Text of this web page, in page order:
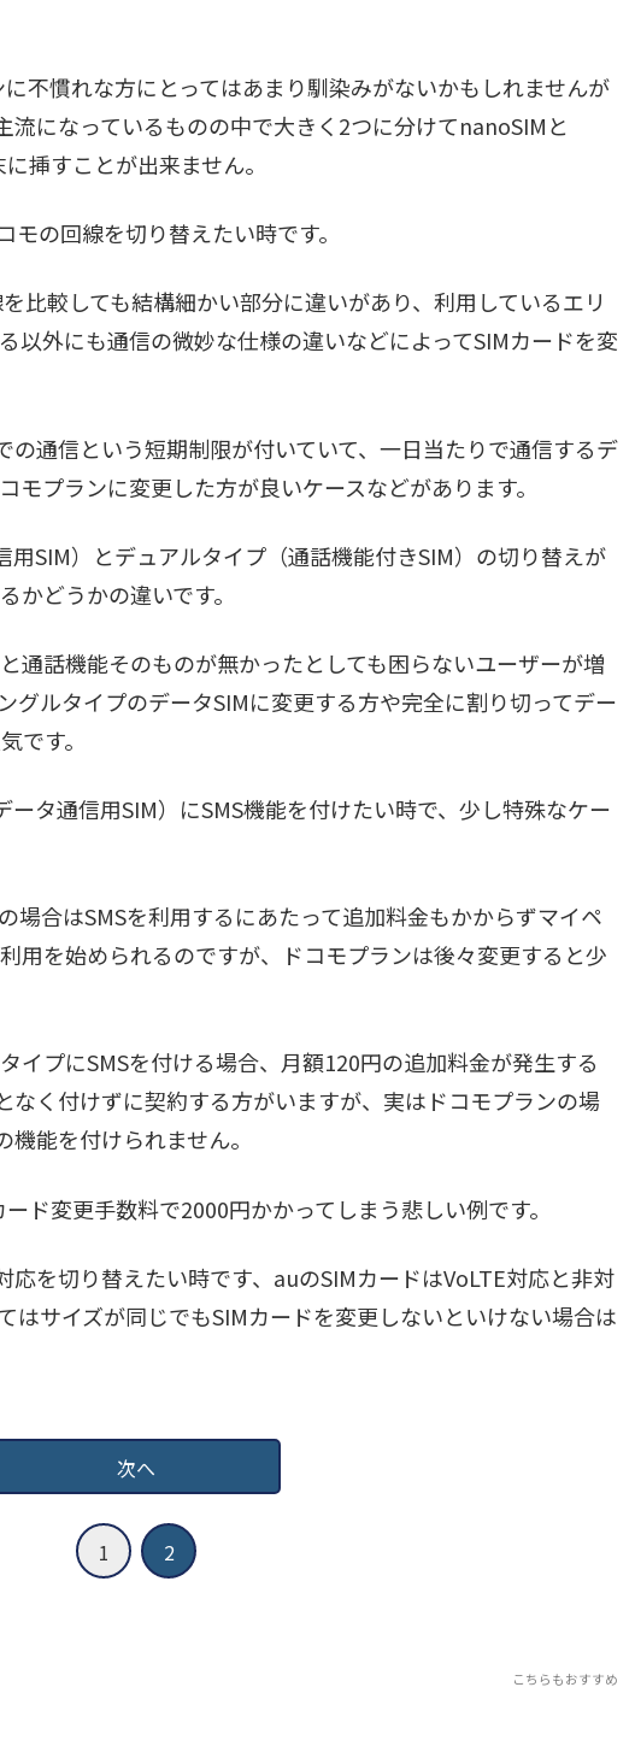
不慣れな方にとってはあまり馴染みがないかもしれませんが
流になっているものの中で大きく2つに分けてnanoSIMと
挿すことが出来ません。
の回線を切り替えたい時です。
比較しても結構細かい部分に違いがあり、利用しているエリ
以外にも通信の微妙な仕様の違いなどによってSIMカードを変
通信という短期制限が付いていて、一日当たりで通信するデ
モプランに変更した方が良いケースなどがあります。
SIM）とデュアルタイプ（通話機能付きSIM）の切り替えが
かどうかの違いです。
通話機能そのものが無かったとしても困らないユーザーが増
グルタイプのデータSIMに変更する方や完全に割り切ってデー
です。
タ通信用SIM）にSMS機能を付けたい時で、少し特殊なケー
場合はSMSを利用するにあたって追加料金もかからずマイペ
用を始められるのですが、ドコモプランは後々変更すると少
イプにSMSを付ける場合、月額120円の追加料金が発生する
なく付けずに契約する方がいますが、実はドコモプランの場
能を付けられません。
ド変更手数料で2000円かかってしまう悲しい例です。
応を切り替えたい時です、auのSIMカードはVoLTE対応と非対
はサイズが同じでもSIMカードを変更しないといけない場合は
次へ
1 2
こちらもおすすめ